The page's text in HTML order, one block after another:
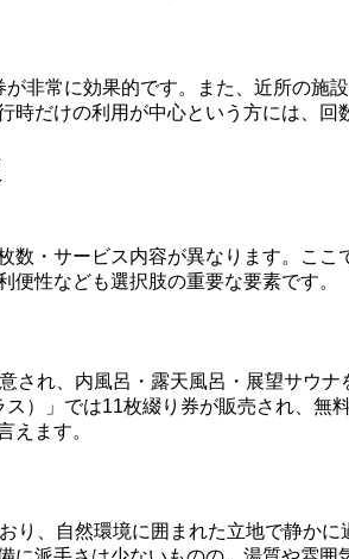
非常に効果的です。また、近所の
だけの利用が中心という方には、
・サービス内容が異なります。こ
性なども選択肢の重要な要素です。
され、内風呂・露天風呂・展望サウ
）」では11枚綴り券が販売され、無
えます。
り、自然環境に囲まれた立地で静か